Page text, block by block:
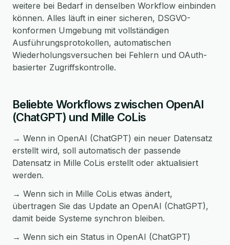
weitere bei Bedarf in denselben Workflow einbinden
können. Alles läuft in einer sicheren, DSGVO-
konformen Umgebung mit vollständigen
Ausführungsprotokollen, automatischen
Wiederholungsversuchen bei Fehlern und OAuth-
basierter Zugriffskontrolle.
Beliebte Workflows zwischen OpenAI
(ChatGPT) und Mille CoLis
→ Wenn in OpenAI (ChatGPT) ein neuer Datensatz
erstellt wird, soll automatisch der passende
Datensatz in Mille CoLis erstellt oder aktualisiert
werden.
→ Wenn sich in Mille CoLis etwas ändert,
übertragen Sie das Update an OpenAI (ChatGPT),
damit beide Systeme synchron bleiben.
→ Wenn sich ein Status in OpenAI (ChatGPT)